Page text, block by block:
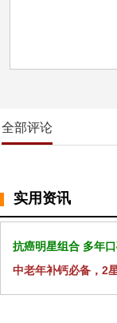
全部评论
实用资讯
抗癌明星组合 多年
中老年补钙必备，2